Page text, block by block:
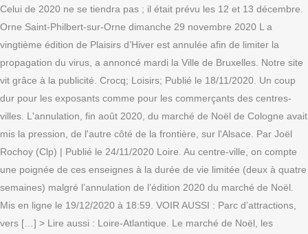
Celui de 2020 ne se tiendra pas ; il était prévu les 12 et 13 décembre.
Orne Saint-Philbert-sur-Orne dimanche 29 novembre 2020 L a
vingtième édition de Plaisirs d’Hiver est annulée afin de limiter la
propagation du virus, a annoncé mardi la Ville de Bruxelles. Notre site
vit grâce à la publicité. Crocq; Loisirs; Publié le 18/11/2020. Un coup
dur pour les exposants comme pour les commerçants des centres-
villes. L'annulation, fin août 2020, du marché de Noël de Cologne avait
mis la pression, de l'autre côté de la frontière, sur l'Alsace. Par Joël
Rochoy (Clp) | Publié le 24/11/2020 Loire. Au centre-ville, on compte
une poignée de ces enseignes à la durée de vie limitée (deux à quatre
semaines) malgré l’annulation de l’édition 2020 du marché de Noël.
Mis en ligne le 19/12/2020 à 18:59. VOIR AUSSI : Parc d’attractions,
vers […] > Lire aussi : Loire-Atlantique. Le marché de Noël, les